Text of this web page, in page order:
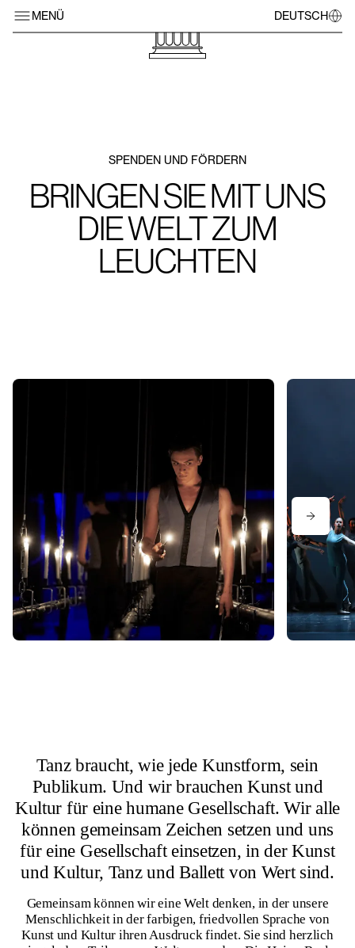
MENÜ DEUTSCH
SPENDEN UND FÖRDERN
BRINGEN SIE MIT UNS
DIE WELT ZUM
LEUCHTEN
Tanz braucht, wie jede Kunstform, sein
Publikum. Und wir brauchen Kunst und
Kultur für eine humane Gesellschaft. Wir alle
können gemeinsam Zeichen setzen und uns
für eine Gesellschaft einsetzen, in der Kunst
und Kultur, Tanz und Ballett von Wert sind.
Gemeinsam können wir eine Welt denken, in der unsere
Menschlichkeit in der farbigen, friedvollen Sprache von
Kunst und Kultur ihren Ausdruck findet. Sie sind herzlich